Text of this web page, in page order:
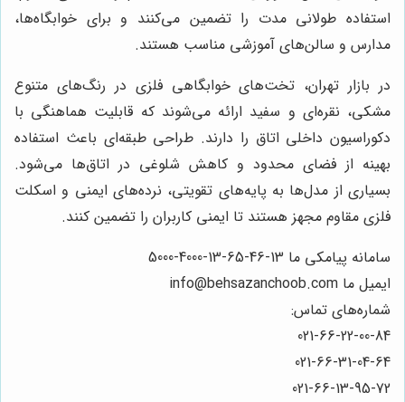
استفاده طولانی مدت را تضمین می‌کنند و برای خوابگاه‌ها،
مدارس و سالن‌های آموزشی مناسب هستند.
در بازار تهران، تخت‌های خوابگاهی فلزی در رنگ‌های متنوع
مشکی، نقره‌ای و سفید ارائه می‌شوند که قابلیت هماهنگی با
دکوراسیون داخلی اتاق را دارند. طراحی طبقه‌ای باعث استفاده
بهینه از فضای محدود و کاهش شلوغی در اتاق‌ها می‌شود.
بسیاری از مدل‌ها به پایه‌های تقویتی، نرده‌های ایمنی و اسکلت
فلزی مقاوم مجهز هستند تا ایمنی کاربران را تضمین کنند.
سامانه پیامکی ما 13-46-65-13-4000-5000
ایمیل ما info@behsazanchoob.com
شماره‌های تماس:
021-66-22-00-84
021-66-31-04-64
021-66-13-95-72